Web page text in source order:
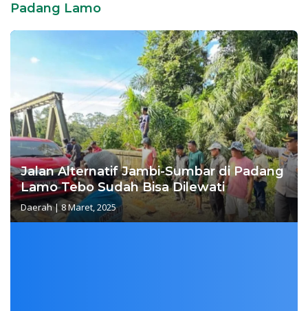
Padang Lamo
Jalan Alternatif Jambi-Sumbar di Padang
Lamo Tebo Sudah Bisa Dilewati
Daerah|8 Maret, 2025